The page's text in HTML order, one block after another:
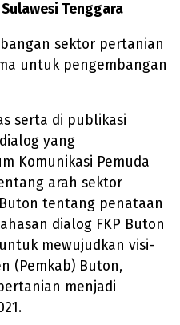
Tenggara
sektor pertanian
untuk pengembangan
serta di publikasi
yang
Komunikasi Pemuda
arah sektor
tentang penataan
dialog FKP Buton
mewujudkan visi-
(Pemkab) Buton,
menjadi